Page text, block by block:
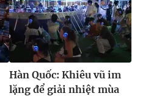
Hàn Quốc: Khiêu vũ im
lặng để giải nhiệt mùa